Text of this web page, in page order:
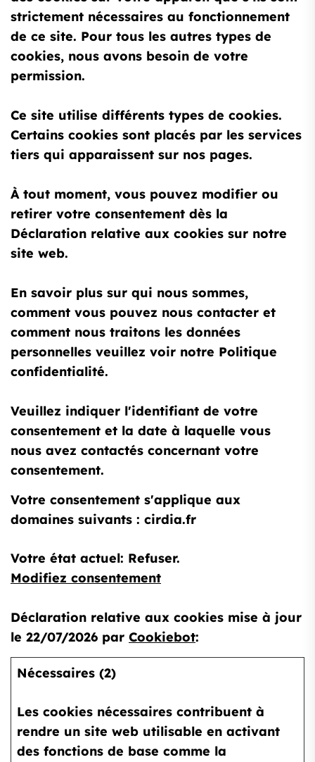
strictement nécessaires au fonctionnement
de ce site. Pour tous les autres types de
cookies, nous avons besoin de votre
permission.
Ce site utilise différents types de cookies.
Certains cookies sont placés par les services
tiers qui apparaissent sur nos pages.
À tout moment, vous pouvez modifier ou
retirer votre consentement dès la
Déclaration relative aux cookies sur notre
site web.
En savoir plus sur qui nous sommes,
comment vous pouvez nous contacter et
comment nous traitons les données
personnelles veuillez voir notre Politique
confidentialité.
Veuillez indiquer l'identifiant de votre
consentement et la date à laquelle vous
nous avez contactés concernant votre
consentement.
Votre consentement s'applique aux
domaines suivants : cirdia.fr
Votre état ​​actuel: Refuser.
Modifiez consentement
Déclaration relative aux cookies mise à jour
le 22/07/2026 par Cookiebot:
Nécessaires (2)
Les cookies nécessaires contribuent à
rendre un site web utilisable en activant
des fonctions de base comme la